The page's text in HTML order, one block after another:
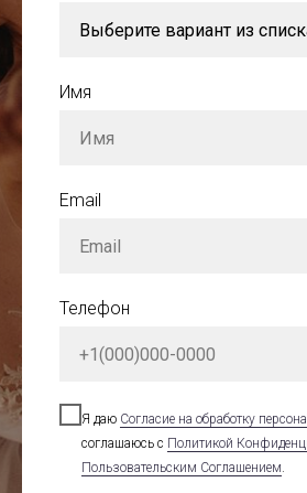
Имя
Email
Телефон
Я даю Cогласие на обработку
соглашаюсь с Политикой
Пользовательским Соглашением.